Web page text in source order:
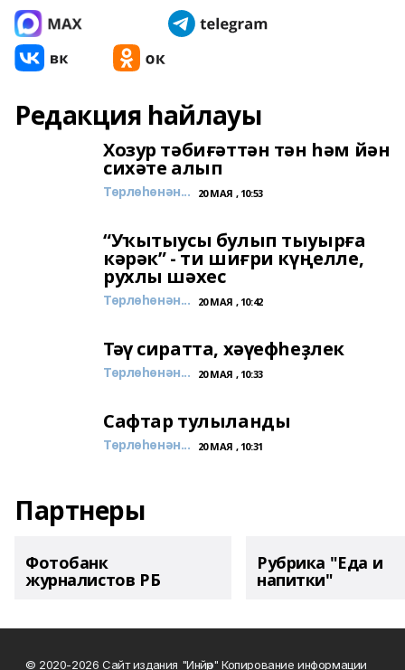
Редакция һайлауы
Хозур тәбиғәттән тән һәм йән
сихәте алып
Төрлөһөнән... 20 МАЯ , 10:53
“Уҡытыусы булып тыуырға
кәрәк” - ти шиғри күңелле,
рухлы шәхес
Төрлөһөнән... 20 МАЯ , 10:42
Тәү сиратта, хәүефһеҙлек
Төрлөһөнән... 20 МАЯ , 10:33
Сафтар тулыланды
Төрлөһөнән... 20 МАЯ , 10:31
Партнеры
Фотобанк
журналистов РБ
Рубрика "Еда и
напитки"
© 2020-2026 Сайт издания "Инйәр" Копирование информации